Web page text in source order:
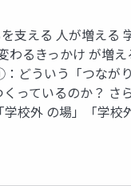
支える 人が増える
るきっかけ が増
どういう「つなが
っているのか？
校外 の場」「学校